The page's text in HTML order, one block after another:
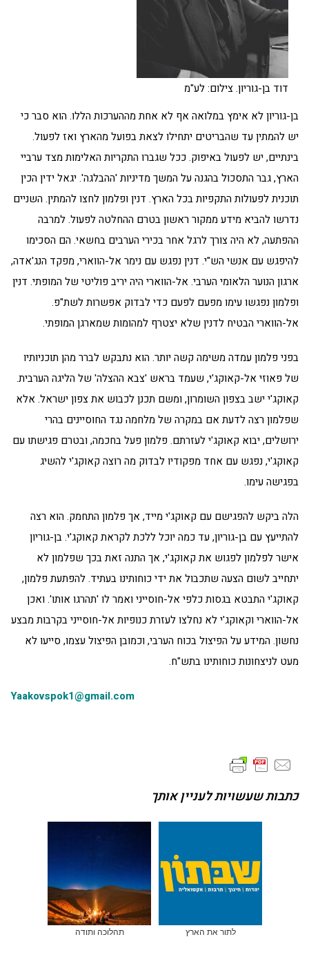
דוד בן-גוריון. צילום: לע"מ
בן-גוריון לא אימץ במלואה אף לא אחת מההערכות הללו. הוא סבר כי
יש להמתין עד שהבריטים יתחילו לצאת בפועל מהארץ ואז לפעול.
בינתיים, יש לפעול באיפוק. ככל שגברו התקריות האלימות מצד ערביי
הארץ, גבר התסכול בהגנה על המשך מדיניות 'ההבלגה'. יגאל ידין הכין
תוכנית לפעולות התקפיות בכל הארץ. דנין ופלמון לחצו להמתין. השניים
נדרשו להביא מידע ממקור ראשון בטרם ההחלטה לפעול. למרבה
ההפתעה, לא היה צורך לרגל אחר בכירי הערבים בחשאי. הם הסכימו
להיפגש עם אנשי הש"י. דנין נפגש עם נימר אל-הווארי, מפקד הנג'אדה,
ארגון הנוער הלאומי הערבי. אל-הווארי היה יריב פוליטי של המופתי. דנין
ופלמון נפגשו עימו מפעם לפעם כדי לבדוק אפשרות לשת"פ.
אל-הווארי הבטיח לדנין שלא יצטרף למהומות שמארגן המופתי.
בפני פלמון עמדה משימה קשה יותר. הוא נתבקש לברר מהן תוכניותיו
של פאוזי אל-קאוקג'י, שעמד בראש 'צבא ההצלה' של הליגה הערבית.
קאוקג'י ישב בצפון השומרון, ומשם תכנן לכבוש את צפון ישראל. אלא
שפלמון רצה לדעת אם במקרה של מלחמה נגד החוסיינים בהרי
ירושלים, יבוא קאוקג'י לעזרתם. פלמון פעל בחכמה, ובטרם פגישתו עם
קאוקג'י, נפגש עם אחד מפקודיו לבדוק מה רוצה קאוקג'י להשיג
בפגישה עימו.
הלה ביקש להפגישם עם קאוקג'י מייד, אך פלמון התחמק. הוא רצה
להתייעץ עם בן-גוריון, עד כמה יוכל ללכת לקראת קאוקג'י. בן-גוריון
אישר לפלמון לפגוש את קאוקג'י, אך התנה זאת בכך שפלמון לא
יתחייב לשום הצעה שתכבול את ידי כוחותינו בעתיד. להפתעת פלמון,
קאוקג'י התבטא בגסות כלפי אל-חוסייני ואמר לו 'תהרגו אותו'. ואכן
אל-הווארי וקאוקג'י לא נחלצו לעזרת כנופיות אל-חוסייני בקרבות מבצע
נחשון. המידע על הפיצול בכוח הערבי, וכמובן הפיצול עצמו, סייעו לא
מעט לניצחונות כוחותינו בתש"ח.
Yaakovspok1@gmail.com
כתבות שעשויות לעניין אותך
לתור את הארץ תהלוכה ותודה